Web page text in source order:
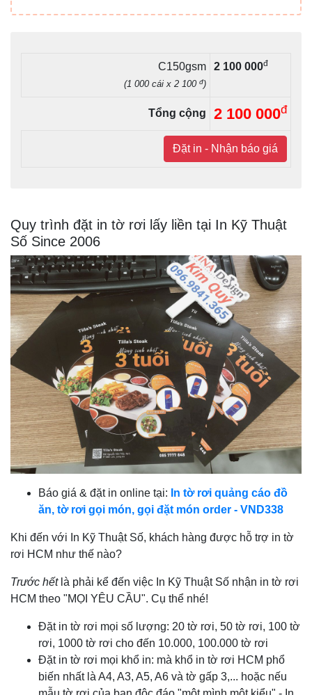
C150gsm
(1 000 cái x 2 100 đ)
2 100 000đ
Tổng cộng 2 100 000đ
Đặt in - Nhận báo giá
Quy trình đặt in tờ rơi lấy liền tại In Kỹ Thuật
Số Since 2006
Báo giá & đặt in online tại: In tờ rơi quảng cáo đồ
ăn, tờ rơi gọi món, gọi đặt món order - VND338
Khi đến với In Kỹ Thuật Số, khách hàng được hỗ trợ in tờ
rơi HCM như thế nào?
Trước hếtlà phải kể đến việc In Kỹ Thuật Số nhận in tờ rơi
HCM theo "MỌI YÊU CẦU". Cụ thể nhé!
Đặt in tờ rơi mọi số lượng: 20 tờ rơi, 50 tờ rơi, 100 tờ
rơi, 1000 tờ rơi cho đến 10.000, 100.000 tờ rơi
Đặt in tờ rơi mọi khổ in: mà khổ in tờ rơi HCM phổ
biến nhất là A4, A3, A5, A6 và tờ gấp 3,... hoặc nếu